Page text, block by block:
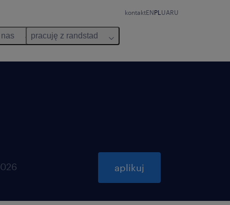
kontaktENPL UARU
nas pracuję z randstad
aplikuj